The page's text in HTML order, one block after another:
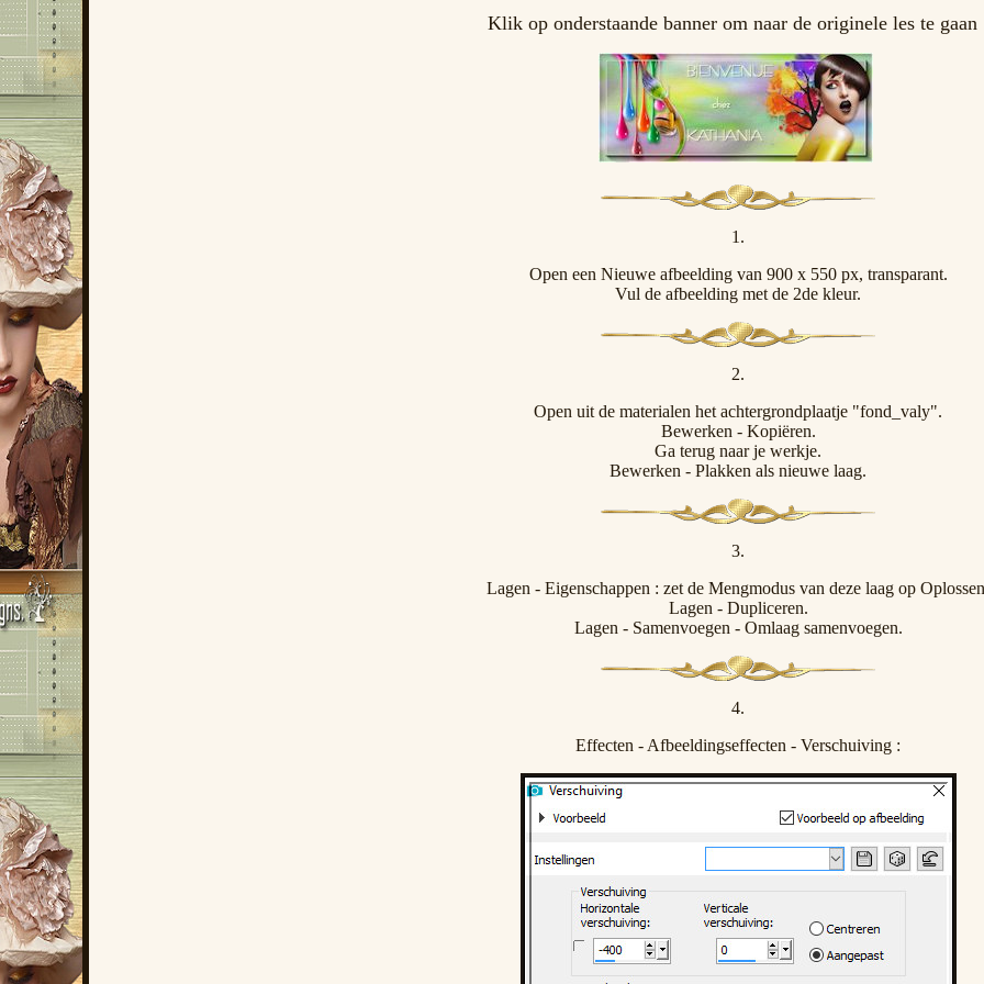
Klik op onderstaande banner om naar de originele les te gaan
1.
Open een Nieuwe afbeelding van 900 x 550 px, transparant.
Vul de afbeelding met de 2de kleur.
2.
Open uit de materialen het achtergrondplaatje "fond_valy".
Bewerken - Kopiëren.
Ga terug naar je werkje.
Bewerken - Plakken als nieuwe laag.
3.
Lagen - Eigenschappen : zet de Mengmodus van deze laag op
Lagen - Dupliceren.
Lagen - Samenvoegen - Omlaag samenvoegen.
4.
Effecten - Afbeeldingseffecten - Verschuiving :